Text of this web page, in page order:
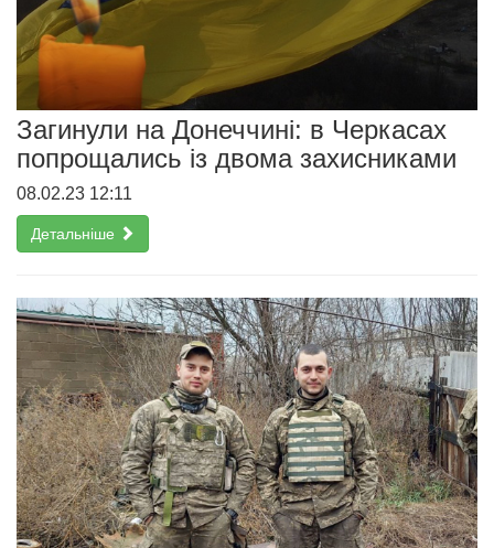
Загинули на Донеччині: в Черкасах
попрощались із двома захисниками
08.02.23 12:11
Детальніше